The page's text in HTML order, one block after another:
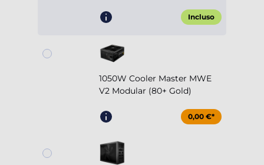
Incluso
1050W Cooler Master MWE
V2 Modular (80+ Gold)
0,00 €*